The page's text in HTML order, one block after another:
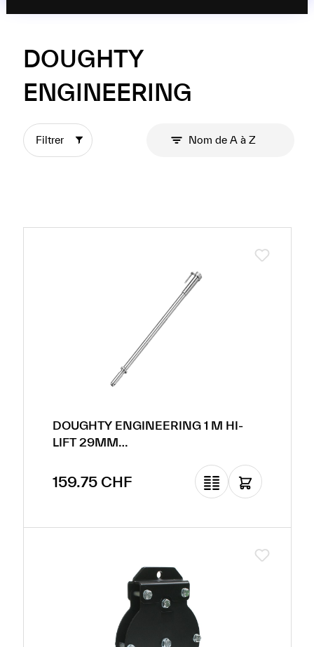
DOUGHTY
ENGINEERING
Filtrer Nom de A à Z
DOUGHTY ENGINEERING 1 M HI-
LIFT 29MM
Prix régulier :
159.75 CHF